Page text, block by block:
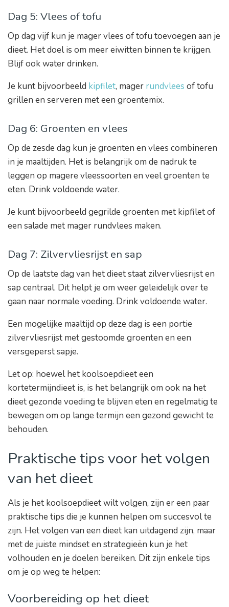
Dag 5: Vlees of tofu
Op dag vijf kun je mager vlees of tofu toevoegen aan je
dieet. Het doel is om meer eiwitten binnen te krijgen.
Blijf ook water drinken.
Je kunt bijvoorbeeld kipfilet, mager rundvlees of tofu
grillen en serveren met een groentemix.
Dag 6: Groenten en vlees
Op de zesde dag kun je groenten en vlees combineren
in je maaltijden. Het is belangrijk om de nadruk te
leggen op magere vleessoorten en veel groenten te
eten. Drink voldoende water.
Je kunt bijvoorbeeld gegrilde groenten met kipfilet of
een salade met mager rundvlees maken.
Dag 7: Zilvervliesrijst en sap
Op de laatste dag van het dieet staat zilvervliesrijst en
sap centraal. Dit helpt je om weer geleidelijk over te
gaan naar normale voeding. Drink voldoende water.
Een mogelijke maaltijd op deze dag is een portie
zilvervliesrijst met gestoomde groenten en een
versgeperst sapje.
Let op: hoewel het koolsoepdieet een
kortetermijndieet is, is het belangrijk om ook na het
dieet gezonde voeding te blijven eten en regelmatig te
bewegen om op lange termijn een gezond gewicht te
behouden.
Praktische tips voor het volgen
van het dieet
Als je het koolsoepdieet wilt volgen, zijn er een paar
praktische tips die je kunnen helpen om succesvol te
zijn. Het volgen van een dieet kan uitdagend zijn, maar
met de juiste mindset en strategieën kun je het
volhouden en je doelen bereiken. Dit zijn enkele tips
om je op weg te helpen:
Voorbereiding op het dieet